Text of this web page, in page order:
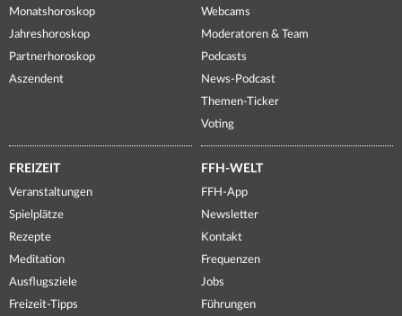
Monatshoroskop
Jahreshoroskop
Partnerhoroskop
Aszendent
Webcams
Moderatoren & Team
Podcasts
News-Podcast
Themen-Ticker
Voting
FREIZEIT
Veranstaltungen
Spielplätze
Rezepte
Meditation
Ausflugsziele
Freizeit-Tipps
FFH-WELT
FFH-App
Newsletter
Kontakt
Frequenzen
Jobs
Führungen